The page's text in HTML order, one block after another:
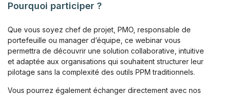
Pourquoi participer ?
Que vous soyez chef de projet, PMO, responsable de
portefeuille ou manager d’équipe, ce webinar vous
permettra de découvrir une solution collaborative, intuitive
et adaptée aux organisations qui souhaitent structurer leur
pilotage sans la complexité des outils PPM traditionnels.
Vous pourrez également échanger directement avec nos